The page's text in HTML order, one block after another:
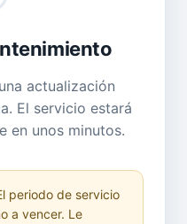
actualización
El servicio estará
en unos minutos.
periodo de servicio
a vencer. Le